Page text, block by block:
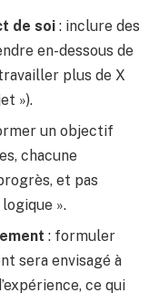
de soi : inclure des
en-dessous de
plus de X
»).
un objectif
chacune
et pas
».
: formuler
sera envisagé à
ce qui